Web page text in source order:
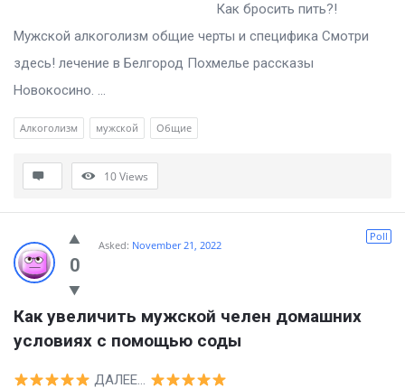
Как бросить пить?!
Мужской алкоголизм общие черты и специфика Смотри
здесь! лечение в Белгород Похмелье рассказы
Новокосино. ...
Алкоголизм мужской Общие
10Views
0
Poll
Asked: November 21, 2022
Как увеличить мужской челен домашних
условиях с помощью соды
ДАЛЕЕ…